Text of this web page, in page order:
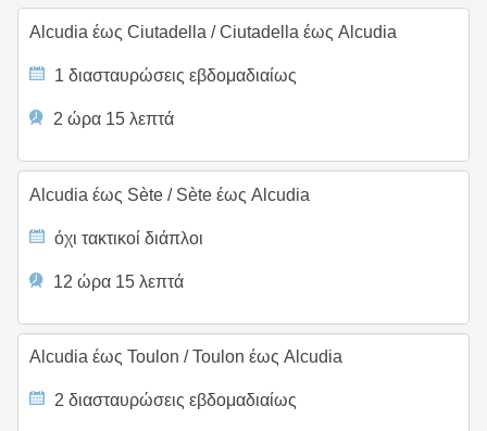
Alcudia έως Ciutadella /Ciutadella έως Alcudia
1 διασταυρώσεις εβδομαδιαίως
2 ώρα 15 λεπτά
Alcudia έως Sète /Sète έως Alcudia
όχι τακτικοί διάπλοι
12 ώρα 15 λεπτά
Alcudia έως Toulon /Toulon έως Alcudia
2 διασταυρώσεις εβδομαδιαίως